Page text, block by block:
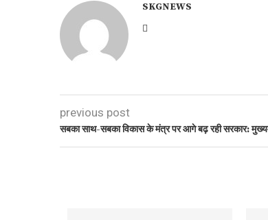
SKGNEWS
previous post
सबका साथ-सबका विकास के मंत्र पर आगे बढ़ रही सरकार: